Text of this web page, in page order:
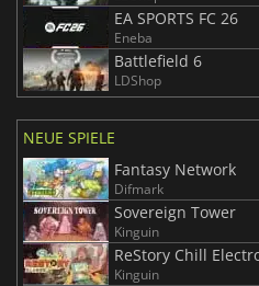
EA SPORTS FC 26
Eneba
Battlefield 6
LDShop
NEUE SPIELE
Fantasy Network
Difmark
Sovereign Tower
Kinguin
ReStory Chill
Kinguin